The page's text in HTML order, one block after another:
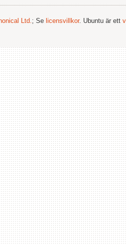
Ltd.; Se licensvillkor. Ubuntu är ett